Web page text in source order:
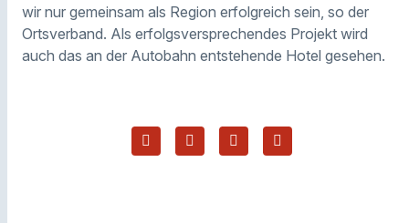
wir nur gemeinsam als Region erfolgreich sein, so der
Ortsverband. Als erfolgsversprechendes Projekt wird
auch das an der Autobahn entstehende Hotel gesehen.